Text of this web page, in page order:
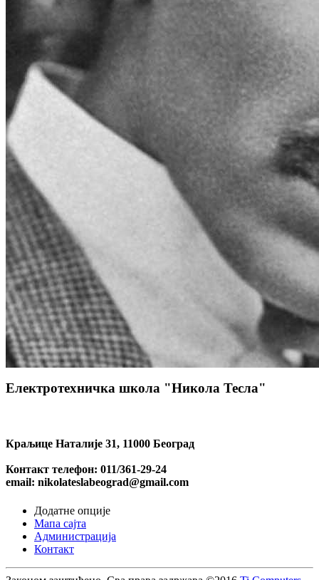
Електротехничка школа "Никола Тесла"
Краљице Наталије 31, 11000 Београд
Контакт телефон: 011/361-29-24
email: nikolateslabeograd@gmail.com
Додатне опције
Мапа сајта
Администрација
Контакт